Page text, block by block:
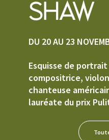
SHAW
DU 20 AU 23
Esquisse de
compositrice,
chanteuse
lauréate du prix